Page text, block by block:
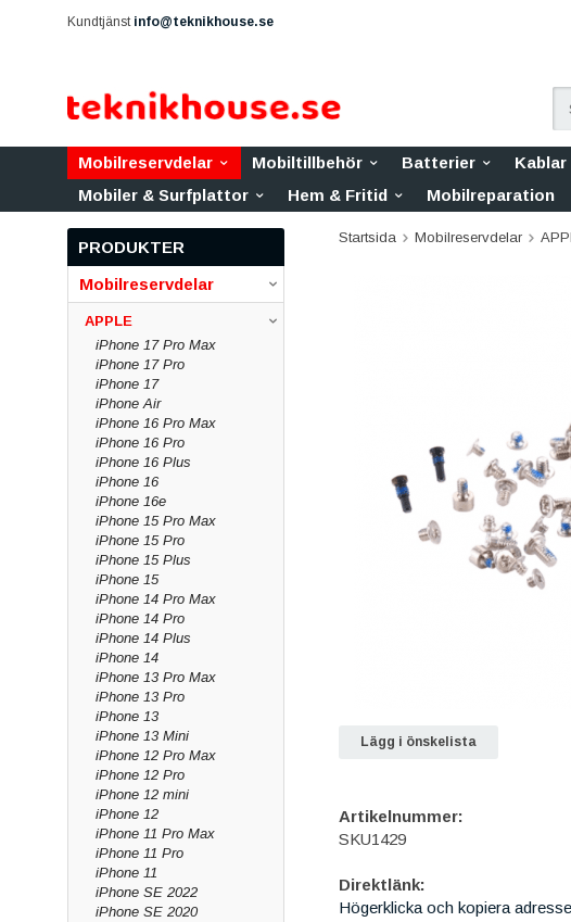
Kundtjänst info@teknikhouse.se
Mobilreservdelar Mobiltillbehör Batterier Kablar
Mobiler & Surfplattor
Hem & Fritid Mobilreparation
PRODUKTER
Mobilreservdelar
APPLE
iPhone 17 Pro Max
iPhone 17 Pro
iPhone 17
iPhone Air
iPhone 16 Pro Max
iPhone 16 Pro
iPhone 16 Plus
iPhone 16
iPhone 16e
iPhone 15 Pro Max
iPhone 15 Pro
iPhone 15 Plus
iPhone 15
iPhone 14 Pro Max
iPhone 14 Pro
iPhone 14 Plus
iPhone 14
iPhone 13 Pro Max
iPhone 13 Pro
iPhone 13
iPhone 13 Mini
iPhone 12 Pro Max
iPhone 12 Pro
iPhone 12 mini
iPhone 12
iPhone 11 Pro Max
iPhone 11 Pro
iPhone 11
iPhone SE 2022
iPhone SE 2020
Startsida Mobilreservdelar
Lägg i önskelista
Artikelnummer:
SKU1429
Direktlänk:
Högerklicka och kopiera